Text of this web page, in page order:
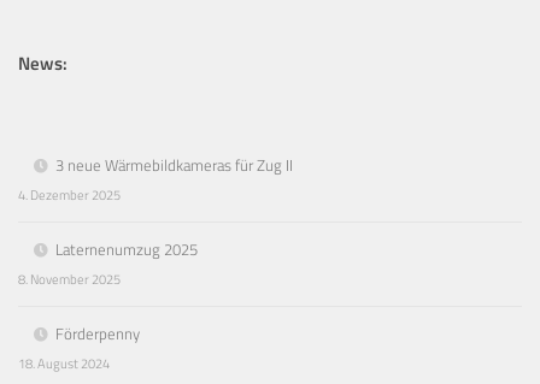
News:
3 neue Wärmebildkameras für Zug II
4. Dezember 2025
Laternenumzug 2025
8. November 2025
Förderpenny
18. August 2024